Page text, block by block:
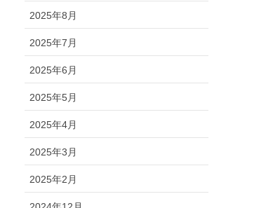
2025年8月
2025年7月
2025年6月
2025年5月
2025年4月
2025年3月
2025年2月